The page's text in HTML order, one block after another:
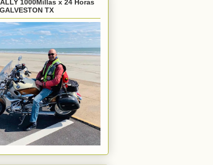
1000Millas x 24 Horas
TX